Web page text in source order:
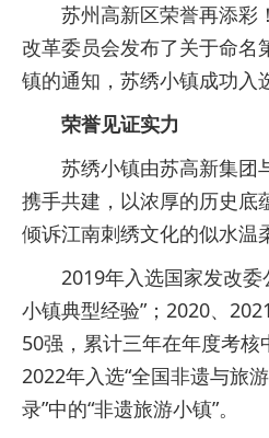
苏州高新区荣誉再添彩
改革委员会发布了关于命名
镇的通知，苏绣小镇成功入
荣誉见证实力
苏绣小镇由苏高新集团
携手共建，以浓厚的历史底
倾诉江南刺绣文化的似水温
2019年入选国家发改委
小镇典型经验”；2020、
50强，累计三年在年度考核
2022年入选“全国非遗与旅
录”中的“非遗旅游小镇”。